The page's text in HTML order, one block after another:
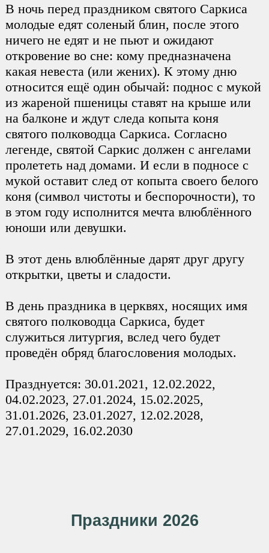
В ночь перед праздником святого Саркиса
молодые едят соленый блин, после этого
ничего не едят и не пьют и ожидают
откровение во сне: кому предназначена
какая невеста (или жених). К этому дню
относится ещё один обычай: поднос с мукой
из жареной пшеницы ставят на крыше или
на балконе и ждут следа копыта коня
святого полководца Саркиса. Согласно
легенде, святой Саркис должен с ангелами
пролететь над домами. И если в подносе с
мукой оставит след от копыта своего белого
коня (символ чистоты и беспорочности), то
в этом году исполнится мечта влюблённого
юноши или девушки.
В этот день влюблённые дарят друг другу
открытки, цветы и сладости.
В день праздника в церквях, носящих имя
святого полководца Саркиса, будет
служиться литургия, вслед чего будет
проведён обряд благословения молодых.
Празднуется: 30.01.2021, 12.02.2022,
04.02.2023, 27.01.2024, 15.02.2025,
31.01.2026, 23.01.2027, 12.02.2028,
27.01.2029, 16.02.2030
Праздники 2026